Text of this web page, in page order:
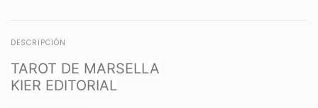
DESCRIPCIÓN
TAROT DE MARSELLA
KIER EDITORIAL